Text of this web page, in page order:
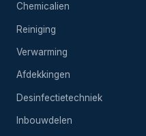
Chemicalien
Reiniging
Verwarming
Afdekkingen
Desinfectietechniek
Inbouwdelen